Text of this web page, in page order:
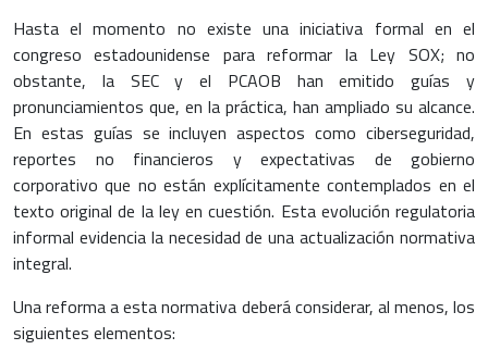
Hasta el momento no existe una iniciativa formal en el
congreso estadounidense para reformar la Ley SOX; no
obstante, la SEC y el PCAOB han emitido guías y
pronunciamientos que, en la práctica, han ampliado su alcance.
En estas guías se incluyen aspectos como ciberseguridad,
reportes no financieros y expectativas de gobierno
corporativo que no están explícitamente contemplados en el
texto original de la ley en cuestión. Esta evolución regulatoria
informal evidencia la necesidad de una actualización normativa
integral.
Una reforma a esta normativa deberá considerar, al menos, los
siguientes elementos: